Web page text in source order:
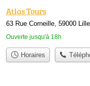
Atlas Tours
63 Rue Corneille, 59000 Lille
Ouverte jusqu'à 18h
Horaires